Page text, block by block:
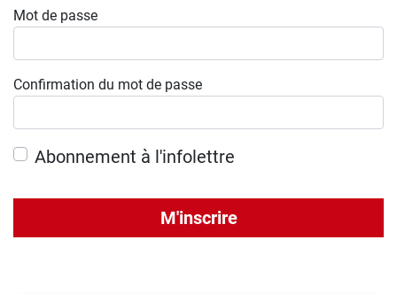
Mot de passe
Confirmation du mot de passe
Abonnement à l'infolettre
M'inscrire